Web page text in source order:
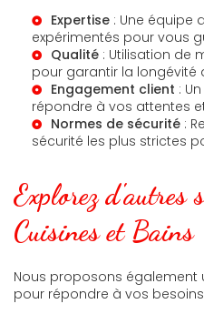
Expertise : Une équipe
expérimentés pour vous
Qualité : Utilisation de
pour garantir la longévité
Engagement client :
répondre à vos attentes
Normes de sécurité :
sécurité les plus strictes
Explorez d'autres
Cuisines et Bains
Nous proposons également
pour répondre à vos